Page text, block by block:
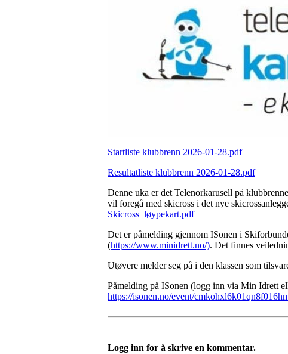
Startliste klubbrenn 2026-01-28.pdf
Resultatliste klubbrenn 2026-01-28.pdf
Denne uka er det Telenorkarusell på
vil foregå med skicross i det nye
Skicross_løypekart.pdf
Det er påmelding gjennom ISonen i
(https://www.minidrett.no/). Det finnes
Utøvere melder seg på i den klassen som
Påmelding på ISonen (logg inn via Min Idrett
https://isonen.no/event/
Logg inn for å skrive en kommentar.